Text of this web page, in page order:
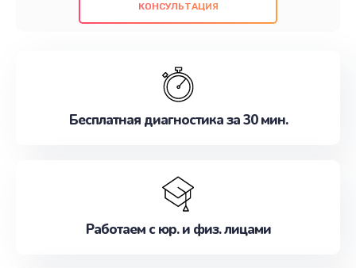
проведенных работ. Наша цель - предоставить
наилучшим образом. Не медлите записаться на
КОНСУЛЬТАЦИЯ
Бесплатная диагностика за 30 мин.
Работаем с юр. и физ. лицами